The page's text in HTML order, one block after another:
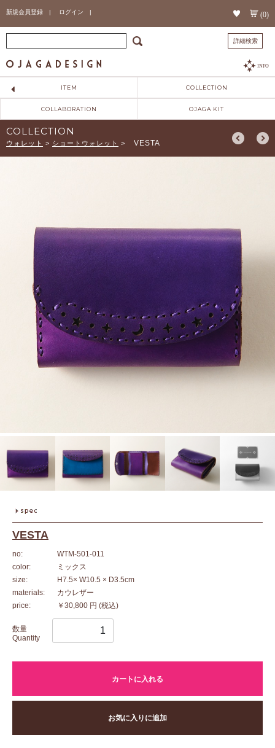
新規会員登録 | ログイン | (0)
詳細検索
INFO
ITEM COLLECTION
COLLABORATION OJAGA KIT
COLLECTION
ウォレット > ショートウォレット > VESTA
VESTA
no:
WTM-501-011
color:
ミックス
size:
H7.5× W10.5 × D3.5cm
materials:
カウレザー
price:
￥30,800 円 (税込)
数量
Quantity
カートに入れる
お気に入りに追加